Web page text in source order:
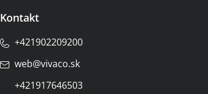
Kontakt
web@vivaco.sk
+421902209200
+421917646503